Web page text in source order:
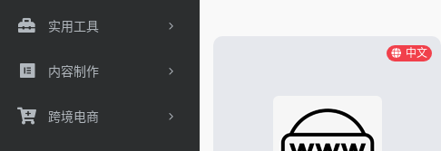
实用工具
内容制作
跨境电商
中文